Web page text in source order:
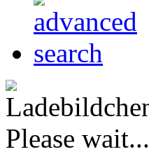
Please wait...